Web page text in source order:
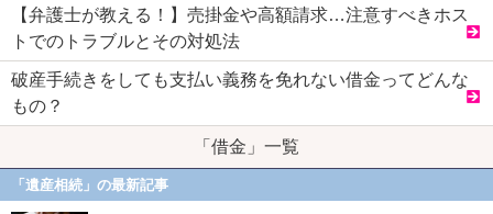
【弁護士が教える！】売掛金や高額請求…注意すべきホス
トでのトラブルとその対処法
破産手続きをしても支払い義務を免れない借金ってどんな
もの？
「借金」一覧
「遺産相続」の最新記事